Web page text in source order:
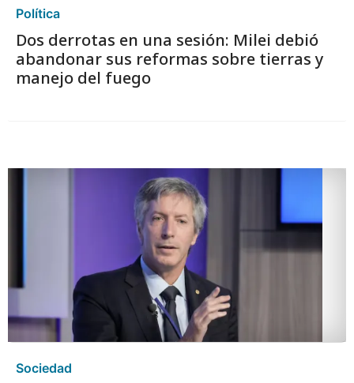
Política
Dos derrotas en una sesión: Milei debió
abandonar sus reformas sobre tierras y
manejo del fuego
Sociedad